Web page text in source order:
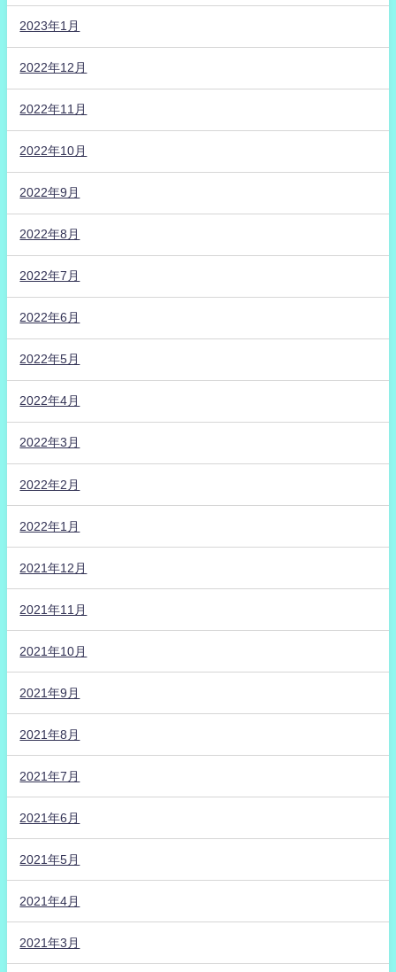
2023年1月
2022年12月
2022年11月
2022年10月
2022年9月
2022年8月
2022年7月
2022年6月
2022年5月
2022年4月
2022年3月
2022年2月
2022年1月
2021年12月
2021年11月
2021年10月
2021年9月
2021年8月
2021年7月
2021年6月
2021年5月
2021年4月
2021年3月